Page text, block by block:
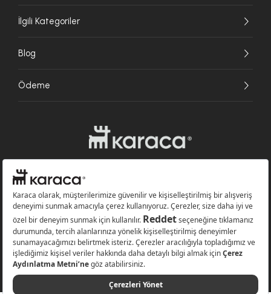
İlgili Kategoriler
Blog
Ödeme
Websitesinde kullanılan bazı görseller yapay zekâ (AI) ile üretilmiştir.
Karaca.com © 2026 - Karaca Züccaciye A.Ş. Tüm hakları saklıdır.